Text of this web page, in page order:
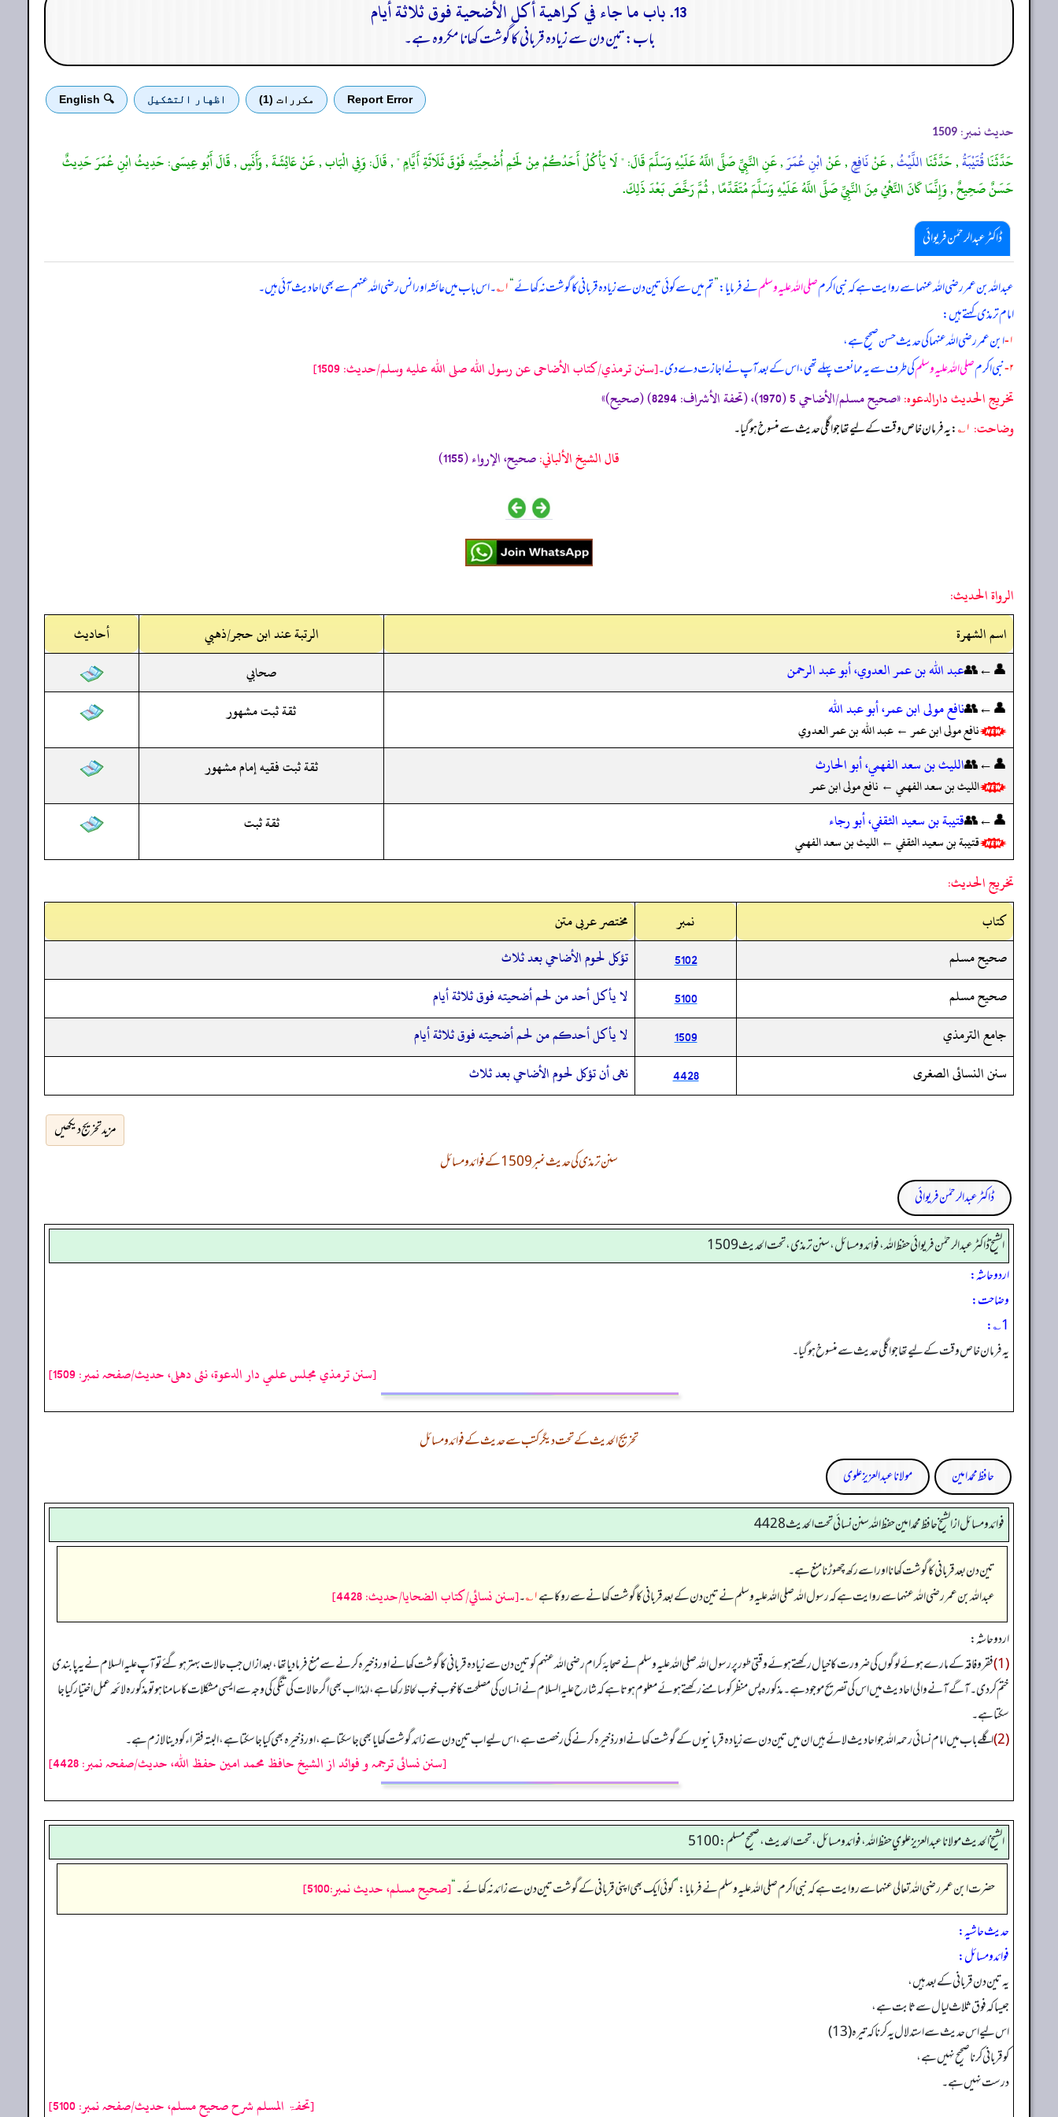
13. باب ما جاء في كراهية أكل الأضحية فوق ثلاثة أيام
باب: تین دن سے زیادہ قربانی کا گوشت کھانا مکروہ ہے۔
Report Error مكررات (1) اظهار التشكيل 🔍 English
حدیث نمبر: 1509
حَدَّثَنَاقُتَيْبَةُ, حَدَّثَنَااللَّيْثُ, عَنْنَافِعٍ, عَنْابْنِ عُمَرَ, عَنِ النَّبِيِّ صَلَّى اللَّهُ عَلَيْهِ وَسَلَّمَ قَالَ: " لَا يَأْكُلُ أَحَدُكُمْ مِنْ لَحْمِ أُضْحِيَّتِهِ فَوْقَ ثَلَاثَةِ أَيَّامٍ " , قَالَ: وَفِي الْبَاب , عَنْ عَائِشَةَ , وَأَنَسٍ , قَالَ أَبُو عِيسَى: حَدِيثُ ابْنِ عُمَرَ حَدِيثٌ
حَسَنٌ صَحِيحٌ , وَإِنَّمَا كَانَ النَّهْيُ مِنَ النَّبِيِّ صَلَّى اللَّهُ عَلَيْهِ وَسَلَّمَ مُتَقَدِّمًا , ثُمَّ رَخَّصَ بَعْدَ ذَلِكَ.
ڈاکٹر عبدالرحمٰن فریوائی
عبداللہ بن عمر رضی الله عنہما سے روایت ہے کہنبی اکرمصلی اللہ علیہ وسلمنے فرمایا:”تم میں سے کوئی تین دن سے زیادہ قربانی کا گوشت نہ کھائے“۱؎ ۔ اس باب میں عائشہ اور انس رضی الله عنہم سے بھی احادیث آئی ہیں۔
امام ترمذی کہتے ہیں:
۱- ابن عمر رضی الله عنہما کی حدیث حسن صحیح ہے،
۲- نبی اکرمصلی اللہ علیہ وسلمکی طرف سے یہ ممانعت پہلے تھی، اس کے بعد آپ نے اجازت دے دی۔[سنن ترمذي/كتاب الأضاحى عن رسول الله صلى الله عليه وسلم/حدیث: 1509]
تخریج الحدیث دارالدعوہ:«صحیح مسلم/الأضاحي 5 (1970)، (تحفة الأشراف: 8294) (صحیح)»
وضاحت: ۱؎ : یہ فرمان خاص وقت کے لیے تھا جو اگلی حدیث سے منسوخ ہو گیا۔
قال الشيخ الألباني:صحيح، الإرواء (1155)
الرواة الحديث:
اسم الشهرة
الرتبة عند ابن حجر/ذهبي
أحاديث
👤←👥عبد الله بن عمر العدوي، أبو عبد الرحمن
صحابي
👤←👥نافع مولى ابن عمر، أبو عبد الله
نافع مولى ابن عمر ← عبد الله بن عمر العدوي
ثقة ثبت مشهور
👤←👥الليث بن سعد الفهمي، أبو الحارث
الليث بن سعد الفهمي ← نافع مولى ابن عمر
ثقة ثبت فقيه إمام مشهور
👤←👥قتيبة بن سعيد الثقفي، أبو رجاء
قتيبة بن سعيد الثقفي ← الليث بن سعد الفهمي
ثقة ثبت
تخريج الحديث:
کتاب
نمبر
مختصر عربی متن
صحيح مسلم
5102
تؤكل لحوم الأضاحي بعد ثلاث
صحيح مسلم
5100
لا يأكل أحد من لحم أضحيته فوق ثلاثة أيام
جامع الترمذي
1509
لا يأكل أحدكم من لحم أضحيته فوق ثلاثة أيام
سنن النسائى الصغرى
4428 نهى أن تؤكل لحوم الأضاحي بعد ثلاث
مزید تخریج دیکھیں
سنن ترمذی کی حدیث نمبر 1509 کے فوائد و مسائل
ڈاکٹر عبدالرحمٰن فریوائی
الشیخ ڈاکٹر عبد الرحمٰن فریوائی حفظ اللہ، فوائد و مسائل، سنن ترمذی، تحت الحديث 1509
اردو حاشہ:
وضاحت:
1؎:
یہ فرمان خاص وقت کے لیے تھا جو اگلی حدیث سے منسوخ ہوگیا۔
[سنن ترمذي مجلس علمي دار الدعوة، نئى دهلى، حدیث/صفحہ نمبر: 1509]
تخریج الحدیث کے تحت دیگر کتب سے حدیث کے فوائد و مسائل
حافظ محمد امین
مولانا عبد العزیز علوی
فوائد ومسائل از الشيخ حافظ محمد امين حفظ الله سنن نسائي تحت الحديث4428
تین دن بعد قربانی کا گوشت کھانا اور اسے رکھ چھوڑنا منع ہے۔
عبداللہ بن عمر رضی اللہ عنہما سے روایت ہے کہ رسول اللہ صلی اللہ علیہ وسلم نے تین دن کے بعد قربانی کا گوشت کھانے سے روکا ہے۱؎ ۔[سنن نسائي/كتاب الضحايا/حدیث: 4428]
اردو حاشہ:
(1) فقر و فاقہ کے مارے ہوئے لوگوں کی ضرورت کا خیال رکھتے ہوئے وقتی طور پر رسول اللہ صلی اللہ علیہ وسلم نے صحابۂ کرام رضی اللہ عنہم کو تین دن سے زیادہ قربانی کا گوشت کھانے اور ذخیرہ کرنے سے منع فرما دیا تھا، بعد ازاں جب حالات بہتر ہوگئے تو آپ علیہ السلام نے یہ پابندی
ختم کر دی۔ آگے آنے والی احادیث میں اس کی تصریح موجود ہے۔ مذکورہ پس منظر کو سامنے رکھتے ہوئے معلوم ہوتا ہے کہ شارح علیہ السلام نے انسان کی مصلحت کا خوب خوب لحاظ رکھا ہے، لہٰذا اب بھی اگر حالات کی تنگی کی وجہ سے ایسی مشکلات کا سامنا ہو تو مذکورہ لائحہ عمل اختیار کیا جا
سکتا ہے۔
(2) اگلے باب میں امام نسائی رحمہ اللہ جو احادیث لائے ہیں ان میں تین دن سے زیادہ قربانیوں کے گوشت کھانے اور ذخیرہ کرنے کی رخصت ہے، اس لیے اب تین دن سے زائد گوشت کھایا بھی جا سکتا ہے، اور ذخیرہ بھی کیا جا سکتا ہے، البتہ فقراء کو دینا لازم ہے۔
[سنن نسائی ترجمہ و فوائد از الشیخ حافظ محمد امین حفظ اللہ، حدیث/صفحہ نمبر: 4428]
الشيخ الحديث مولانا عبدالعزيز علوي حفظ الله، فوائد و مسائل، تحت الحديث ، صحيح مسلم: 5100
حضرت ابن عمر رضی اللہ تعالی عنہما سے روایت ہے کہ نبی اکرم صلی اللہ علیہ وسلم نے فرمایا:”کوئی ایک بھی اپنی قربانی کے گوشت تین دن سے زائد نہ کھائے۔“[صحيح مسلم، حديث نمبر:5100]
حدیث حاشیہ:
فوائد ومسائل:
یہ تین دن قربانی کے بعد ہیں،
جیسا کہ فوق ثلاث ليال سے ثابت ہے،
اس لیے اس حدیث سے استدلال یہ کرنا کہ تیرہ (13)
کو قربانی کرنا صحیح نہیں ہے،
درست نہیں ہے۔
[تحفۃ المسلم شرح صحیح مسلم، حدیث/صفحہ نمبر: 5100]